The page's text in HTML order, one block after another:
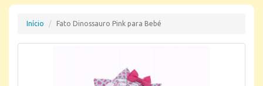
Início Fato Dinossauro Pink para Bebé